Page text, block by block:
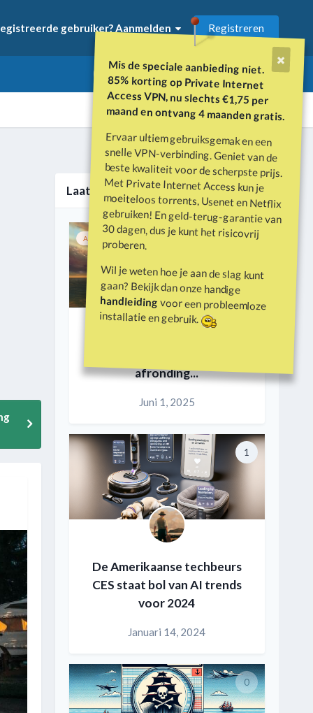
Mis de speciale aanbieding niet.
85% korting op Private Internet
Access VPN, nu slechts €1,75 per
maand en ontvang 4 maanden gratis.
Ervaar ultiem gebruiksgemak en een
snelle VPN-verbinding. Geniet van de
beste kwaliteit voor de scherpste prijs.
Met Private Internet Access kun je
moeiteloos torrents, Usenet en Netflix
gebruiken! En geld-terug-garantie van
30 dagen, dus je kunt het risicovrij
proberen.
Wil je weten hoe je aan de slag kunt
gaan? Bekijk dan onze handige
handleidingvoor een probleemloze
installatie en gebruik.
gebruiker? Aanmelden Registreren
Alle activiteit
Laatste nieuws
Aanbevolen Vastgemaakt 1
afronding...
Juni 1, 2025
1
De Amerikaanse techbeurs
CES staat bol van AI trends
voor 2024
Januari 14, 2024
0